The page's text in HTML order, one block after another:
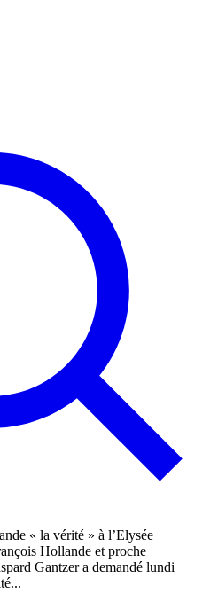
Hollande et proche
Gantzer a demandé lundi